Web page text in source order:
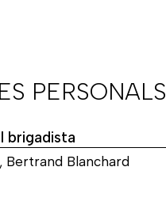
PERSONALS
brigadista
Bertrand Blanchard